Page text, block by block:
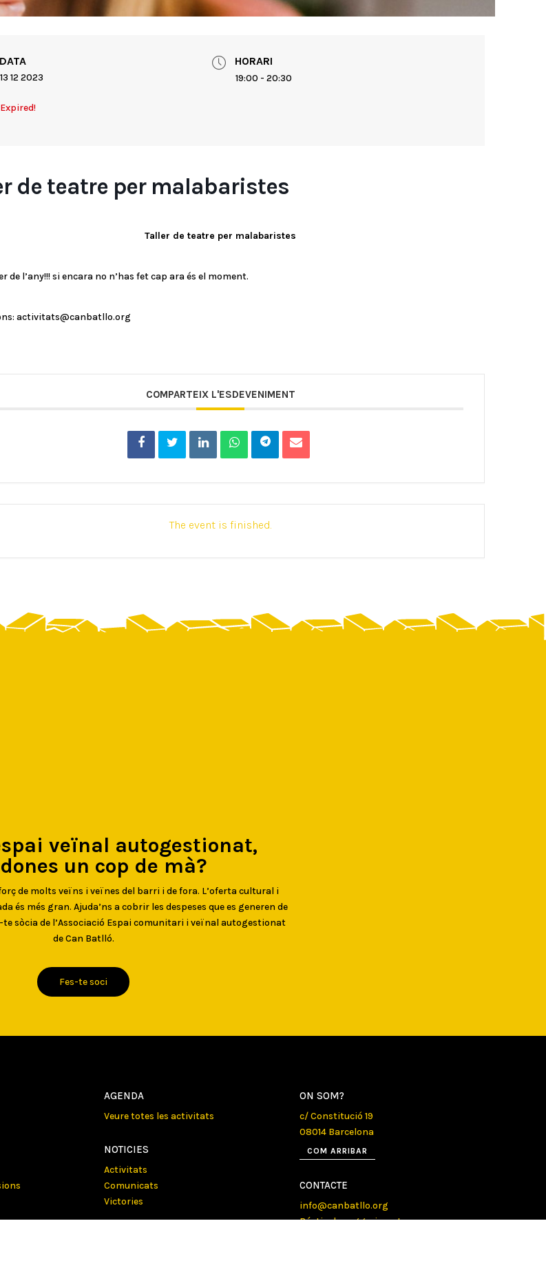
DATA
13 12 2023
Expired!
HORARI
19:00 - 20:30
de teatre per malabaristes
Taller de teatre per malabaristes
de l’any!!! si encara no n’has fet cap ara és el moment.
activitats@canbatllo.org
COMPARTEIX L'ESDEVENIMENT
The event is finished.
veïnal autogestionat,
un cop de mà?
de molts veïns i veïnes del barri i de fora. L’oferta cultural i
és més gran. Ajuda’ns a cobrir les despeses que es generen de
sòcia de l’Associació Espai comunitari i veïnal autogestionat
de Can Batlló.
Fes-te soci
AGENDA
Veure totes les activitats
NOTICIES
Activitats
Comunicats
Victories
ON SOM?
c/ Constitució 19
08014 Barcelona
COM ARRIBAR
CONTACTE
info@canbatllo.org
Bústia de suggeriments